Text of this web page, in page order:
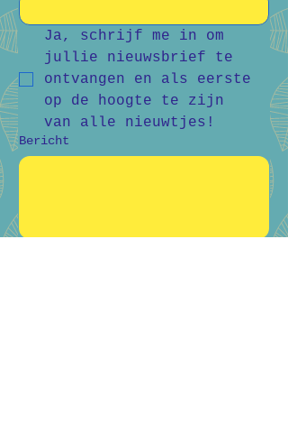
Ja, schrijf me in om
jullie nieuwsbrief te
ontvangen en als eerste
op de hoogte te zijn
van alle nieuwtjes!
Bericht